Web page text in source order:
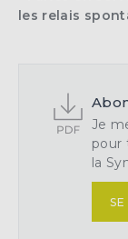
les relais
Je
pour
la